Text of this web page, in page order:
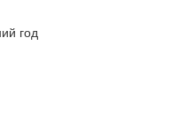
год